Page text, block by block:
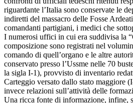
riguardante l’Italia sono conservate le
indiretti del massacro delle Fosse
comandanti partigiani, i medici che
I numerosi uffici in cui era suddivisa la
composizione sono registrati nel
comando di quell’organo e le altre
conservato presso l’Ussme nelle 70
la sigla I-1), provvisto di inventario
Carteggio versato dallo stato maggiore
invece relazioni sull’attività delle
Una ricca fonte di informazione, infine,